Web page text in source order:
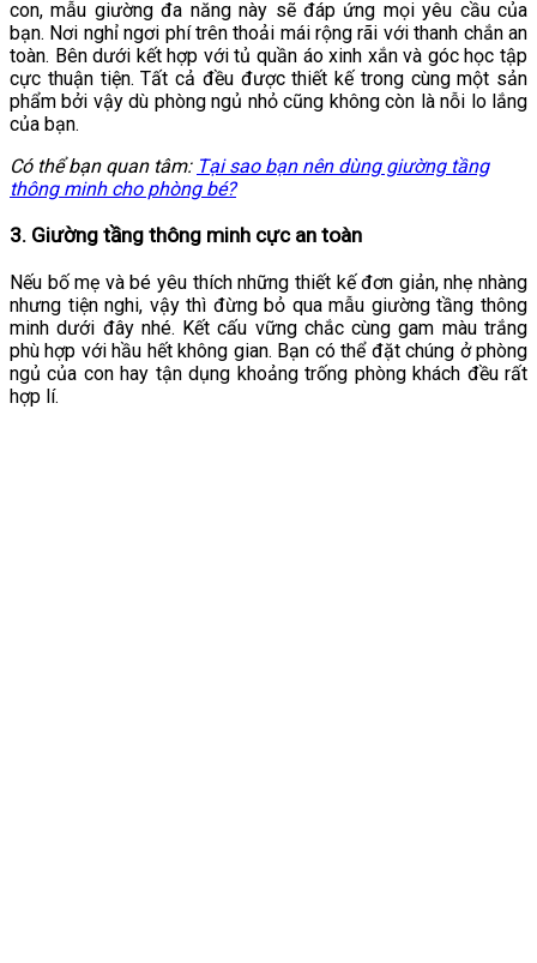
con, mẫu giường đa năng này sẽ đáp ứng mọi yêu cầu của
bạn. Nơi nghỉ ngơi phí trên thoải mái rộng rãi với thanh chắn an
toàn. Bên dưới kết hợp với tủ quần áo xinh xắn và góc học tập
cực thuận tiện. Tất cả đều được thiết kế trong cùng một sản
phẩm bởi vậy dù phòng ngủ nhỏ cũng không còn là nỗi lo lắng
của bạn.
Có thể bạn quan tâm: Tại sao bạn nên dùng giường tầng
thông minh cho phòng bé?
3. Giường tầng thông minh cực an toàn
Nếu bố mẹ và bé yêu thích những thiết kế đơn giản, nhẹ nhàng
nhưng tiện nghi, vậy thì đừng bỏ qua mẫu giường tầng thông
minh dưới đây nhé. Kết cấu vững chắc cùng gam màu trắng
phù hợp với hầu hết không gian. Bạn có thể đặt chúng ở phòng
ngủ của con hay tận dụng khoảng trống phòng khách đều rất
hợp lí.